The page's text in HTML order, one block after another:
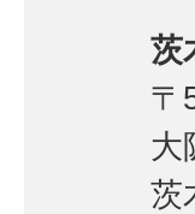
茨
〒
大
茨